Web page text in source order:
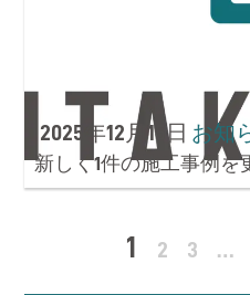
2025年12月15日 お知
新しく1件の施工事例を
1 2 3 …